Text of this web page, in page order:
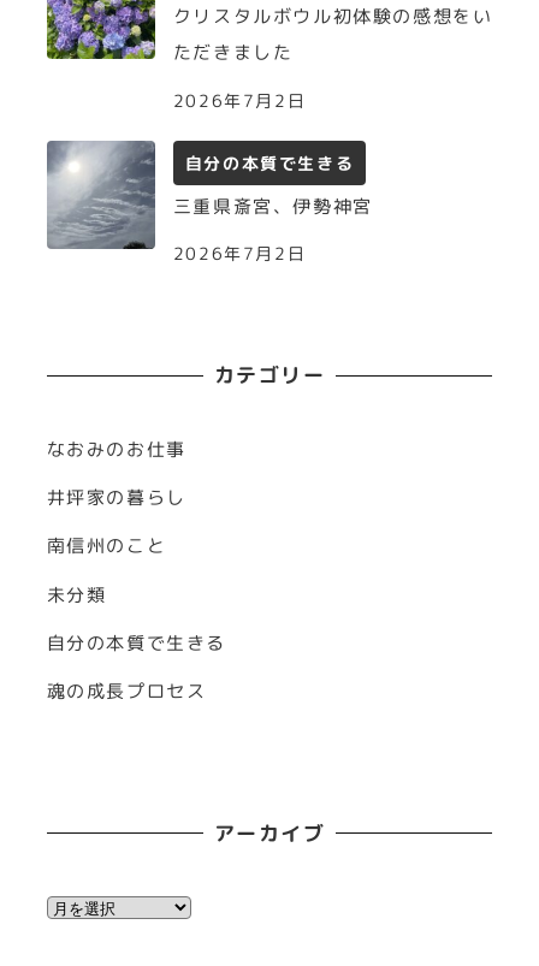
クリスタルボウル初体験の感想をい
ただきました
2026年7月2日
自分の本質で生きる
三重県斎宮、伊勢神宮
2026年7月2日
カテゴリー
なおみのお仕事
井坪家の暮らし
南信州のこと
未分類
自分の本質で生きる
魂の成長プロセス
アーカイブ
ア